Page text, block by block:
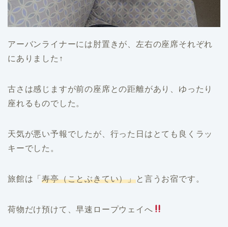
アーバンライナーには肘置きが、左右の座席それぞれ
にありました↑
古さは感じますが前の座席との距離があり、ゆったり
座れるものでした。
天気が悪い予報でしたが、行った日はとても良くラッ
キーでした。
旅館は「寿亭（ことぶきてい）」と言うお宿です。
荷物だけ預けて、早速ロープウェイへ